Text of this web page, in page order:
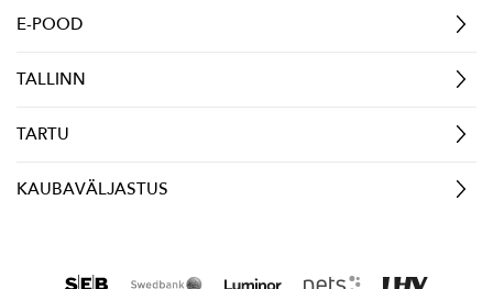
E-POOD
TALLINN
TARTU
KAUBAVÄLJASTUS